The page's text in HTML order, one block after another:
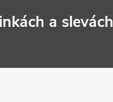
a slevách